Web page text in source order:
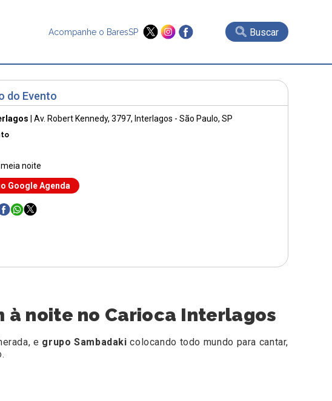
Acompanhe o BaresSP Buscar
do Evento
Av. Robert Kennedy, 3797, Interlagos - São Paulo, SP
noite
Google Agenda
à noite no Carioca Interlagos
e grupo Sambadaki colocando todo mundo para cantar,